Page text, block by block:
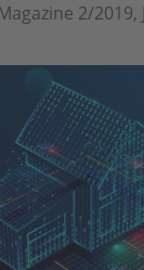
2/2019,